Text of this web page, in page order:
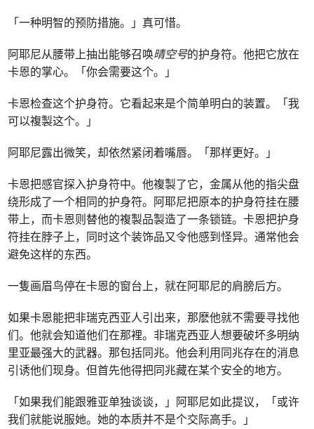
「一种明智的预防措施。」真可惜。
阿耶尼从腰带上抽出能够召唤晴空号的护身符。他把它放在
卡恩的掌心。「你会需要这个。」
卡恩检查这个护身符。它看起来是个简单明白的装置。「我
可以複製这个。」
阿耶尼露出微笑，却依然紧闭着嘴唇。「那样更好。」
卡恩把感官探入护身符中。他複製了它，金属从他的指尖盘
绕形成了一个相同的护身符。阿耶尼把原本的护身符挂在腰
带上，而卡恩则替他的複製品製造了一条锁链。卡恩把护身
符挂在脖子上，同时这个装饰品又令他感到怪异。通常他会
避免这样的东西。
一隻画眉鸟停在卡恩的窗台上，就在阿耶尼的肩膀后方。
如果卡恩能把非瑞克西亚人引出来，那麽他就不需要寻找他
们。他就会知道他们在那裡。非瑞克西亚人想要破坏多明纳
里亚最强大的武器。那包括同兆。他会利用同兆存在的消息
引诱他们现身。但首先他得把同兆藏在某个安全的地方。
「如果我们能跟雅亚单独谈谈，」阿耶尼如此提议，「或许
我们就能说服她。她的本质并不是个交际高手。」